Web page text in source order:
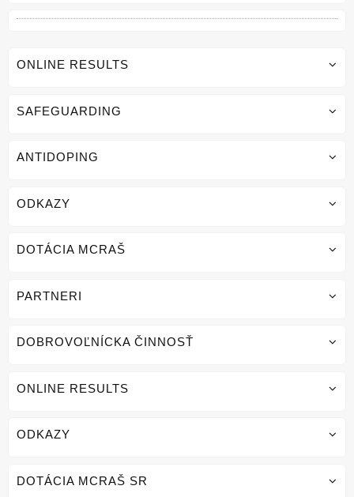
ONLINE RESULTS
SAFEGUARDING
ANTIDOPING
ODKAZY
DOTÁCIA MCRAŠ
PARTNERI
DOBROVOĽNÍCKA ČINNOSŤ
ONLINE RESULTS
ODKAZY
DOTÁCIA MCRAŠ SR